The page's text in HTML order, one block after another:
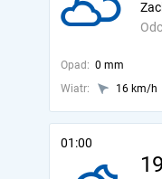
Opad: 0 mm
Wiatr:
16 km/h
01:00